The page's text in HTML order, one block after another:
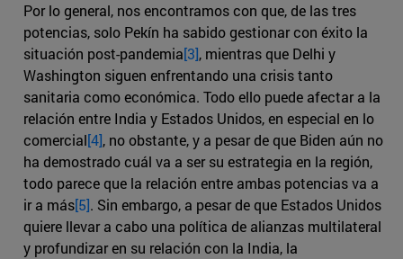
Por lo general, nos encontramos con que, de las tres
potencias, solo Pekín ha sabido gestionar con éxito la
situación post-pandemia[3], mientras que Delhi y
Washington siguen enfrentando una crisis tanto
sanitaria como económica. Todo ello puede afectar a la
relación entre India y Estados Unidos, en especial en lo
comercial[4], no obstante, y a pesar de que Biden aún no
ha demostrado cuál va a ser su estrategia en la región,
todo parece que la relación entre ambas potencias va a
ir a más[5]. Sin embargo, a pesar de que Estados Unidos
quiere llevar a cabo una política de alianzas multilateral
y profundizar en su relación con la India, la